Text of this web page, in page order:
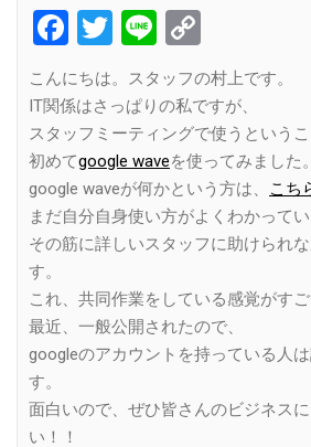
Facebook
Twitter
Line
Link
こんにちは。スタッフの村上です。
IT関係はさっぱりの私ですが、
スタッフミーティングで使うというこ
初めてgoogle waveを使ってみました。
google waveが何かという方は、
こち
まだ自分自身使い方がよくわかってい
その筋に詳しいスタッフに助けられ
す。
これ、共同作業をしている感覚がすご
最近、一般公開されたので、
googleのアカウントを持っている人
す。
面白いので、ぜひ皆さんのビジネス
い！！